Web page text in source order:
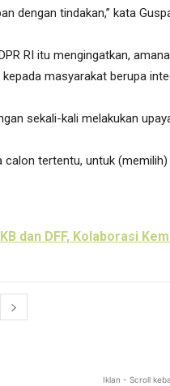
dengan tindakan,” kata
RI itu mengingatkan,
masyarakat berupa
sekali-kali melakukan
calon tertentu, untuk
dan DFF, Kolaborasi
Iklan - Scroll